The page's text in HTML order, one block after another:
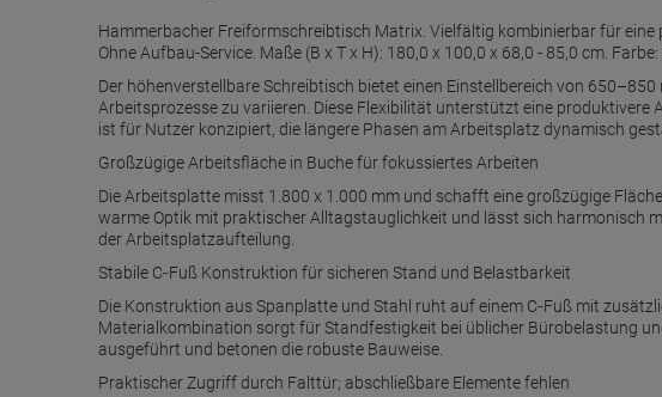
Hammerbacher Freiformschreibtisch Matrix. Vielfältig kombinierbar für
Ohne Aufbau-Service. Maße (B x T x H): 180,0 x 100,0 x 68,0 - 85,0 cm.
Der höhenverstellbare Schreibtisch bietet einen Einstellbereich von
Arbeitsprozesse zu variieren. Diese Flexibilität unterstützt eine
ist für Nutzer konzipiert, die längere Phasen am Arbeitsplatz dynamisch
Großzügige Arbeitsfläche in Buche für fokussiertes Arbeiten
Die Arbeitsplatte misst 1.800 x 1.000 mm und schafft eine großzügige
warme Optik mit praktischer Alltagstauglichkeit und lässt sich harmonisch
der Arbeitsplatzaufteilung.
Stabile C‑Fuß Konstruktion für sicheren Stand und Belastbarkeit
Die Konstruktion aus Spanplatte und Stahl ruht auf einem C‑Fuß mit
Materialkombination sorgt für Standfestigkeit bei üblicher Bürobelastung
ausgeführt und betonen die robuste Bauweise.
Praktischer Zugriff durch Falttür; abschließbare Elemente fehlen